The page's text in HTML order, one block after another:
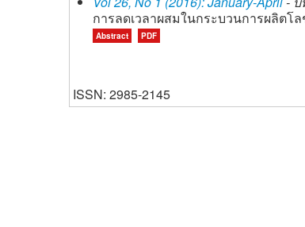
การลดเวลาผสมในกระบวนการผลิตโ
Abstract PDF
ISSN: 2985-2145